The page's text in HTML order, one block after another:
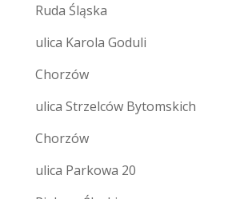
Ruda Śląska
ulica Karola Goduli
Chorzów
ulica Strzelców Bytomskich
Chorzów
ulica Parkowa 20